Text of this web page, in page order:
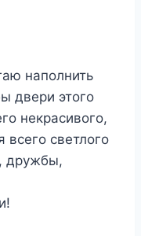
наполнить
двери этого
некрасивого,
всего светлого
дружбы,